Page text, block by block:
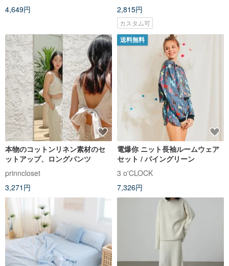
4,649円
2,815円
カスタム可
本物のコットンリネン素材のセ
ットアップ、ロングパンツ
prinncloset
3,271円
送料無料
電爆你 ニット長袖ルームウェア
セット / パイングリーン
3 o'CLOCK
7,326円